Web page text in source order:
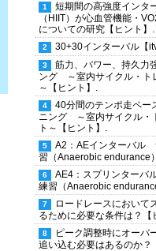
短期間の高強度インタ
（HIIT）が心血管機能・
についての研究【ヒント】.
30+30インターバル【
筋力、パワー、持久力
ング ～室内サイクル・ト
～【ヒント】.
40分間のテンポ走ペー
ニング ～室内サイクル・
ト～【ヒント】.
A2：AEインターバル
習（Anaerobic endurance
AE4：スプリンターバ
練習（Anaerobic
ロードレースにおいて
るために必要な条件は？【
ピーク調整時にオーバ
追い込む必要はあるのか？